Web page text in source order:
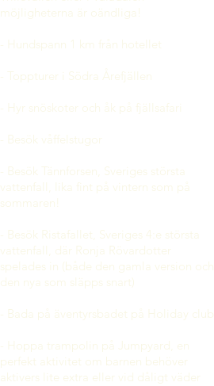
möjligheterna är oändliga!
- Hundspann 1 km från hotellet
- Toppturer i Södra Årefjällen
- Hyr snöskoter och åk på fjällsafari
- Besö k våffelstugor
- Besök Tännforsen, Sveriges största
vattenfall, lika fint på vintern som på
sommaren!
- Besök Ristafallet, Sveriges 4:e största
vattenfall, där Ronja Rövardotter
spelades in (både den gamla version och
den nya som släpps snart)
- Bada på äventyrsbadet på Holiday club
- Hoppa trampolin på Jumpyard, en
perfekt aktivitet om barnen behöver
aktivers lite extra eller vid dåligt väder